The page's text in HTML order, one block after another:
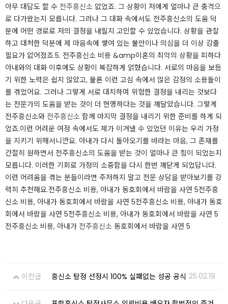
아무 대답도 할 수 전주흥신소 없었죠. 그 상황이 저에게 얼마나 큰 충격으
로 다가왔는지 모릅니다. 그러나 그 대화 속에서도 전주흥신소의 도움 덕
분에 어떤 경로로 저의 결정을 내릴지 고민할 수 있었습니다. 상황을 관찰
하고 대처한 덕분에 제 마음속에 쌓여 있는 불만이나 의심을 더 이상 감출
필요가 없어졌죠.​5. 전주흥신소 비용 &amp이혼의 최악의 상황을 피하다​
아내와의 대화 이후에도 상황이 복잡하게 얽혔습니다. 서로의 마음을 보듬
기 위한 노력은 쉽지 않았고, 물론 이런 고심 속에서 많은 감정의 소용돌이
를 겪었어요. 그러나 그렇게 서로 대치하며 위험한 결정을 내리는 것보다
는 전문가의 도움을 받는 것이 더 현명하다는 것을 깨달았습니다. 그렇게
전주흥신소와 전주흥신소 함께 마지막 결정을 내리기 위한 준비를 하게 되
었죠.​이런 어려운 여정 속에서도 제가 이겨낼 수 있었던 이유는 우리 가정
을 지키기 위해서니깐요. 아내가 다시 돌아오기를 바라는 마음, 그 존재를
간절히 원하면서 전주흥신소의 도움을 받는 것이 얼마나 큰 힘이 되었는지
모릅니다. 이러한 기회로 가정의 소중함을 다시 한번 깨닫게 되었답니다.
이런 어려움을 겪는 분들이라면 주저하지 말고 전문 상담을 받아보기를 강
력히 추천해요.​​전주흥신소 비용, 아내가 동호회에서 바람을 사연 5전주흥
신소 비용, 아내가 동호회에서 바람을 사연 5전주흥신소 비용, 아내가 동호
회에서 바람을 사연 5전주흥신소 비용, 아내가 동호회에서 바람을 사연 5
전주흥신소 비용, 아내가 전주흥신소 동호회에서 바람을 사연 5​​
이전글 흥신소 탐정 선정시 100% 실패없는 성공 공식 25.02.19